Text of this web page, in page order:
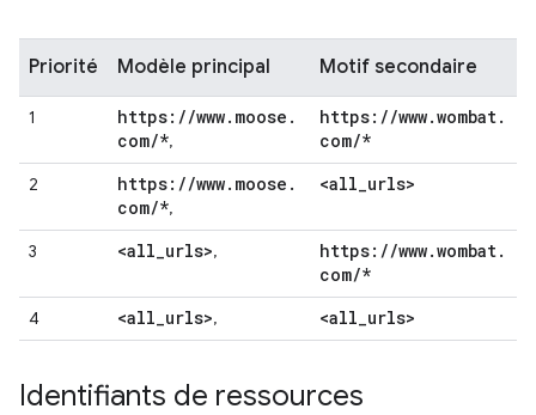
Priorité Modèle principal Motif secondaire
1 https: //www. moose .
com/*,
https: //www.wombat.
com/*
2 https: //www. moose .
com/*,
<all_urls>
3 <all_urls>, https: //www.wombat.
com/*
4 <all_urls>, <all_urls>
Identifiants de ressources